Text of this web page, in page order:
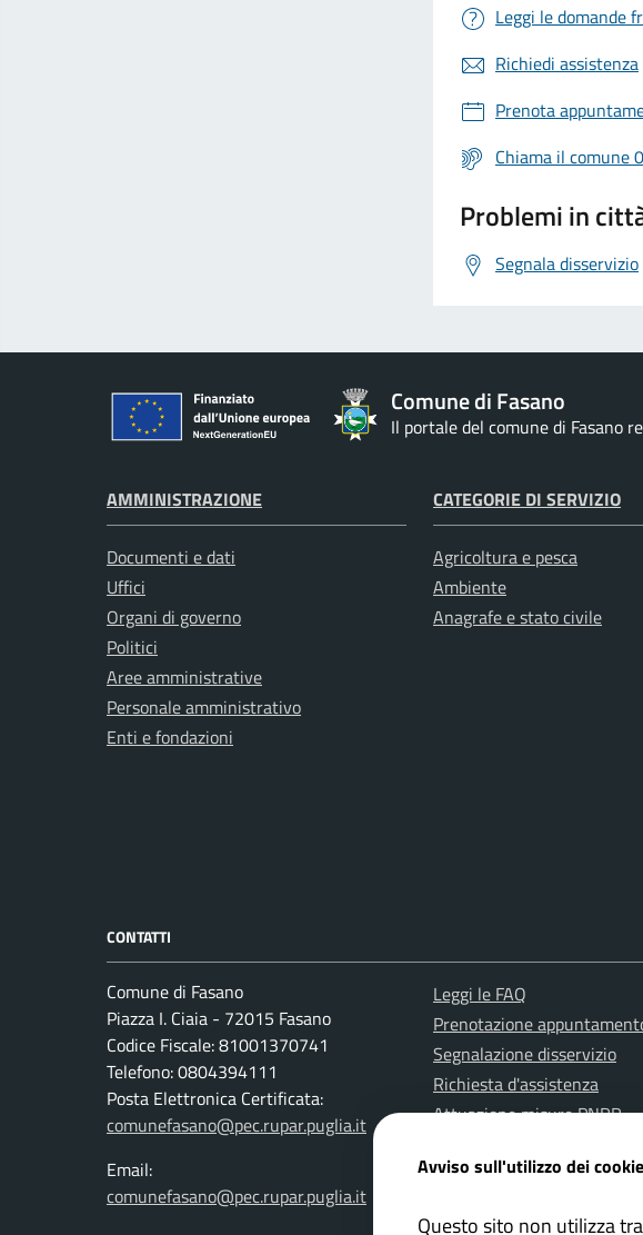
Leggi le domande
Richiedi assistenza
Prenota
Chiama il comune
Problemi in
Segnala disservizio
Comune di Fasano
Il portale del comune di Fasano
AMMINISTRAZIONE
Documenti e dati
Uffici
Organi di governo
Politici
Aree amministrative
Personale amministrativo
Enti e fondazioni
CATEGORIE DI SERVIZIO
Agricoltura e pesca
Ambiente
Anagrafe e stato civile
CONTATTI
Comune di Fasano
Piazza I. Ciaia - 72015 Fasano
Codice Fiscale: 81001370741
Telefono: 0804394111
Posta Elettronica Certificata:
comunefasano@pec.rupar.puglia.it
Email:
comunefasano@pec.rupar.puglia.it
Leggi le FAQ
Prenotazione
Segnalazione disservizio
Richiesta d'assistenza
Attuazione misure PNRR
Avviso sull'utilizzo dei
Questo sito non utilizza